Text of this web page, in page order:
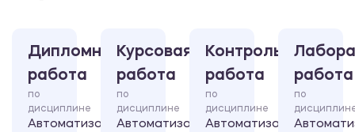
Дипломная
работа
по
дисциплине
Автоматизация
Курсовая
работа
по
дисциплине
Автоматизация
Контрольная
работа
по
дисциплине
Автоматизация
работа
по